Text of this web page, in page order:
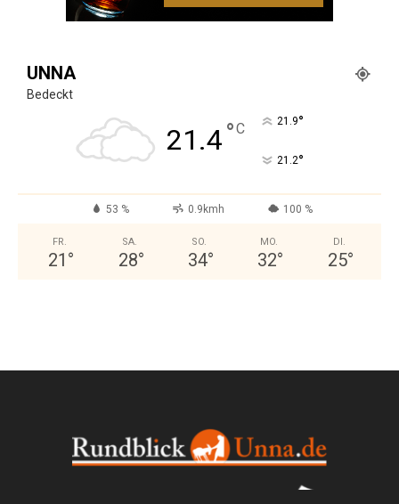
UNNA
Bedeckt
21.4°C 21.9°
21.2°
53 % 0.9kmh 100 %
FR.
21 °
SA.
28°
SO.
34°
MO.
32°
DI.
25°